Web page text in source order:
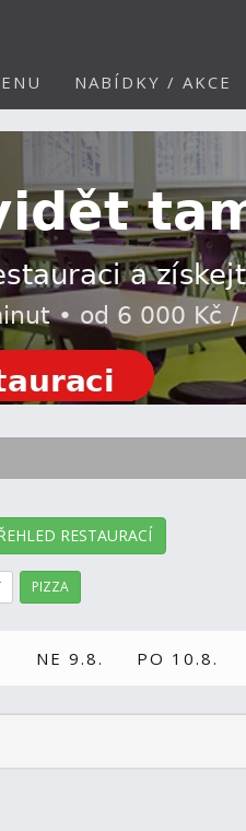
NABÍDKY / AKCE
RESTAURACÍ
PIZZA
NE 9.8. PO 10.8.